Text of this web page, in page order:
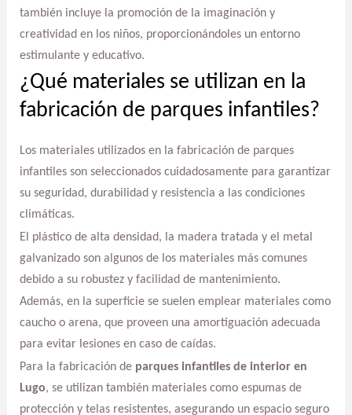
también incluye la promoción de la imaginación y
creatividad en los niños, proporcionándoles un entorno
estimulante y educativo.
¿Qué materiales se utilizan en la
fabricación de parques infantiles?
Los materiales utilizados en la fabricación de parques
infantiles son seleccionados cuidadosamente para garantizar
su seguridad, durabilidad y resistencia a las condiciones
climáticas.
El plástico de alta densidad, la madera tratada y el metal
galvanizado son algunos de los materiales más comunes
debido a su robustez y facilidad de mantenimiento.
Además, en la superficie se suelen emplear materiales como
caucho o arena, que proveen una amortiguación adecuada
para evitar lesiones en caso de caídas.
Para la fabricación de parques infantiles de interior en
Lugo, se utilizan también materiales como espumas de
protección y telas resistentes, asegurando un espacio seguro